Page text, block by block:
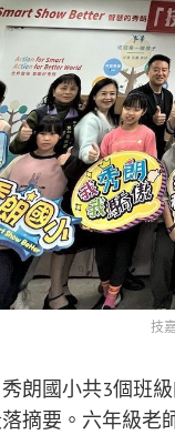
技
朗國小共3個班
摘要。六年級老